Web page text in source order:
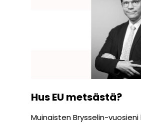
Hus EU metsästä?
Muinaisten Brysselin-